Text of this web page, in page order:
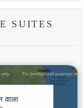
SUITES